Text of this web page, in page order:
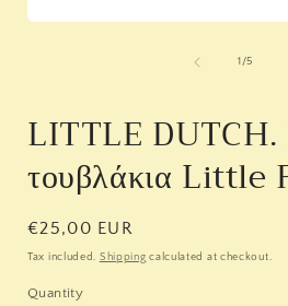
1/of
5
LITTLE DUTCH.
τουβλάκια Little
Regular
price
€25,00 EUR
Tax included. Shipping calculated at checkout.
Quantity